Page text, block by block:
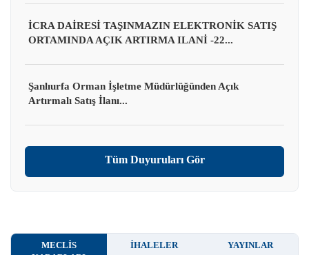
İCRA DAİRESİ TAŞINMAZIN ELEKTRONİK SATIŞ
ORTAMINDA AÇIK ARTIRMA ILANİ -22...
Şanlıurfa Orman İşletme Müdürlüğünden Açık
Artırmalı Satış İlanı...
Tüm Duyuruları Gör
MECLIS
İHALELER YAYINLAR